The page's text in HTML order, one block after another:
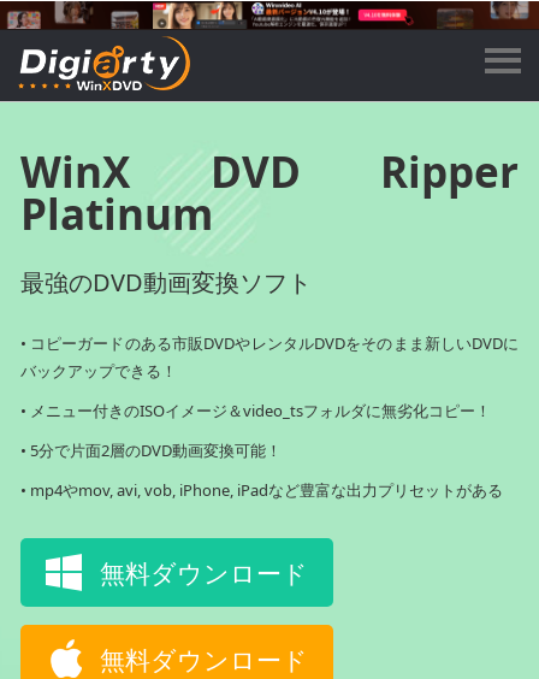
WinX DVD Ripper
Platinum
最強のDVD動画変換ソフト
• コピーガードのある市販DVDやレンタルDVDをそのまま新しいDVDに
バックアップできる！
• メニュー付きのISOイメージ＆video_tsフォルダに無劣化コピー！
• 5分で片面2層のDVD動画変換可能！
• mp4やmov, avi, vob, iPhone, iPadなど豊富な出力プリセットがある
無料ダウンロード
無料ダウンロード